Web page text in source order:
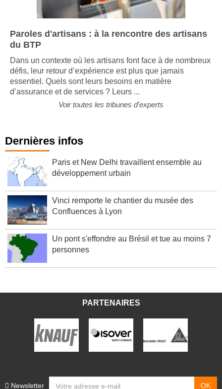
Paroles d'artisans : à la rencontre des artisans
du BTP
Dans un contexte où les artisans font face à de nombreux
défis, leur retour d’expérience est plus que jamais
essentiel. Quels sont leurs besoins en matière
d’assurance et de services ? Leurs ...
Voir toutes les tribunes d'experts
Dernières infos
Paris et New Delhi travaillent ensemble au
développement urbain
Vinci remporte le chantier du musée des
Confluences à Lyon
Un pont s'effondre au Brésil et tue au moins 7
personnes
PARTENAIRES
Newsletter